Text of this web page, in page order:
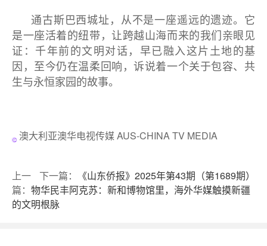
通古斯巴西城址，从不是一座遥远的遗迹。它
是一座活着的纽带，让跨越山海而来的我们亲眼见
证：千年前的文明对话，早已融入这片土地的基
因，至今仍在温柔回响，诉说着一个关于包容、共
生与永恒家园的故事。
澳大利亚澳华电视传媒 AUS-CHINA TV MEDIA
下一篇： 《山东侨报》2025年第43期（第1689期）
上一
篇： 物华民丰阿克苏：新和博物馆里，海外华媒触摸新疆
的文明根脉